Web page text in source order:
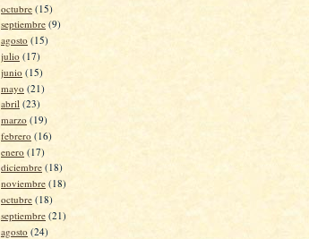
octubre (15)
septiembre (9)
agosto (15)
julio (17)
junio (15)
mayo (21)
abril (23)
marzo (19)
febrero (16)
enero (17)
diciembre (18)
noviembre (18)
octubre (18)
septiembre (21)
agosto (24)